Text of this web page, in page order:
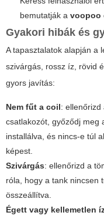
bemutatják a voopoo
Gyakori hibák és
A tapasztalatok alapján a
szivárgás, rossz íz, rövid
gyors javítás:
Nem fűt a coil: ellenőrizd
csatlakozót, győződj meg
installálva, és nincs-e túl
képest.
Szivárgás: ellenőrizd a
róla, hogy a tank nincsen
összeállítva.
Égett vagy kellemetlen